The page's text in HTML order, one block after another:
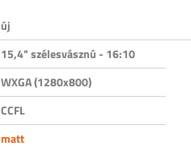
új
15,4" szélesvásznú - 16:10
WXGA (1280x800)
CCFL
matt